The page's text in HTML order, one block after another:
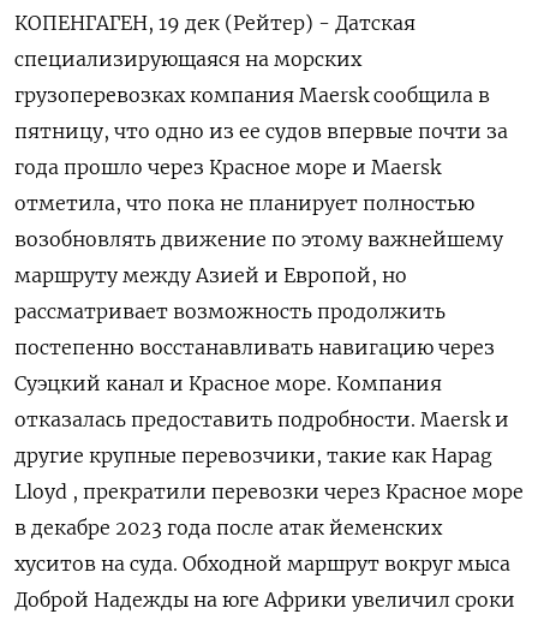
КОПЕНГАГЕН, 19 дек (Рейтер) - Датская
специализирующаяся на морских
грузоперевозках компания Maersk сообщила в
пятницу, что одно ⁠из ее судов впервые почти за
года прошло через Красное море и Maersk
отметила, что пока не ⁠планирует полностью ​
возобновлять движение по этому ⁠важнейшему
маршруту между Азией и Европой, но
рассматривает возможность ⁠продолжить
постепенно восстанавливать навигацию через
Суэцкий канал и ‌Красное море. Компания
отказалась предоставить подробности. Maersk ‍и
другие крупные перевозчики, такие как ‌Hapag
Lloyd , прекратили перевозки через Красное ​море
в декабре 2023 года после атак йеменских
хуситов на суда. Обходной ⁠маршрут вокруг мыса
Доброй ‍Надежды на юге Африки увеличил сроки